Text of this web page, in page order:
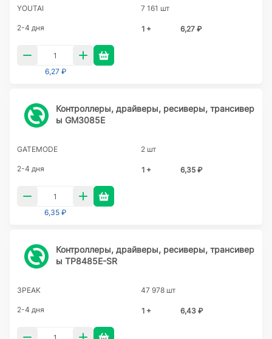
YOUTAI 7 161 шт
2-4 дня 1 + 6,27 ₽
6,27 ₽
Контроллеры, драйверы, ресиверы, трансивер
ы GM3085E
GATEMODE 2 шт
2-4 дня 1 + 6,35 ₽
6,35 ₽
Контроллеры, драйверы, ресиверы, трансивер
ы TP8485E-SR
3PEAK 47 978 шт
2-4 дня 1 + 6,43 ₽